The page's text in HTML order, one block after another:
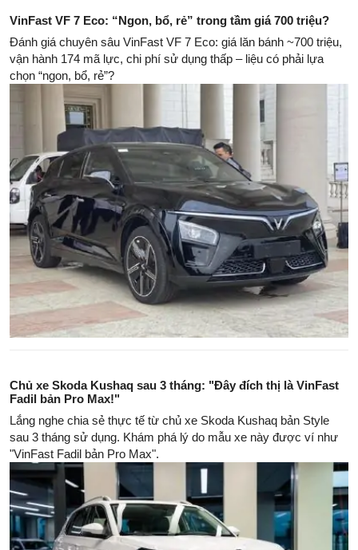
VinFast VF 7 Eco: “Ngon, bổ, rẻ” trong tầm giá 700 triệu?
Đánh giá chuyên sâu VinFast VF 7 Eco: giá lăn bánh ~700 triệu,
vận hành 174 mã lực, chi phí sử dụng thấp – liệu có phải lựa
chọn “ngon, bổ, rẻ”?
Chủ xe Skoda Kushaq sau 3 tháng: "Đây đích thị là VinFast
Fadil bản Pro Max!"
Lắng nghe chia sẻ thực tế từ chủ xe Skoda Kushaq bản Style
sau 3 tháng sử dụng. Khám phá lý do mẫu xe này được ví như
"VinFast Fadil bản Pro Max".